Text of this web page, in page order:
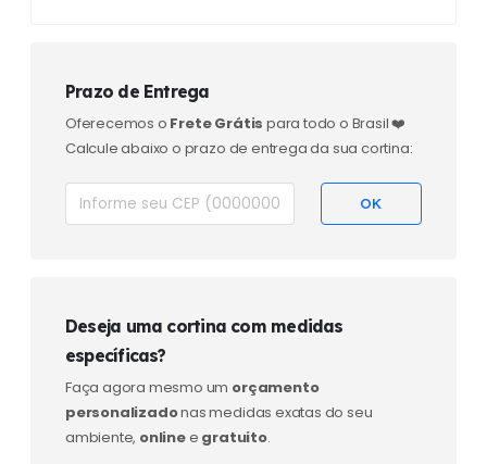
Prazo de Entrega
Oferecemos o Frete Grátis para todo o Brasil ❤️
Calcule abaixo o prazo de entrega da sua cortina:
Deseja uma cortina com medidas
específicas?
Faça agora mesmo um orçamento
personalizadonas medidas exatas do seu
ambiente, onlinee gratuito.